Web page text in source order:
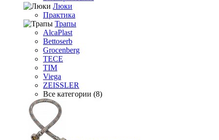
Люки
Практика
Трапы
AlcaPlast
Bettoserb
Grocenberg
TECE
TIM
Viega
ZEISSLER
Все категории (8)